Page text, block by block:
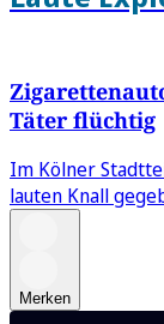
Täter flüchtig
Im Kölner
lauten Knall
Merken